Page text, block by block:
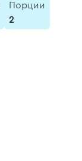
Порции
2